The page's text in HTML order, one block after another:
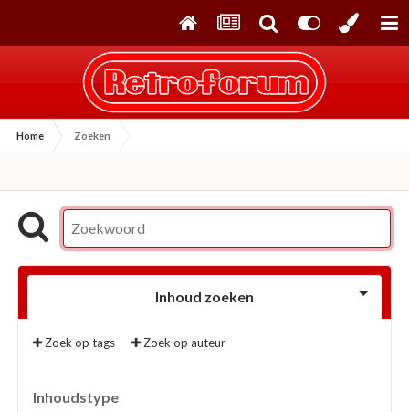
Home Zoeken
Inhoud zoeken
Zoek op tags Zoek op auteur
Inhoudstype